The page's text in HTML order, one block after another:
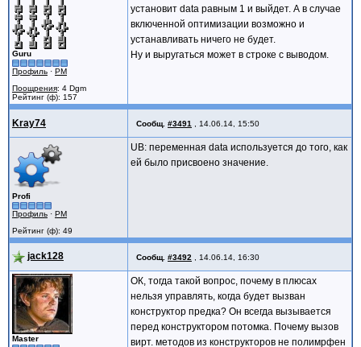
};
int main()
{
B b;
return 0;
Guru
Профиль · PM
Поощрения: 4 Dgm
Рейтинг (ф): 157
установит data равным 1 и выйдет. А в случае
включенной оптимизации возможно и
устанавливать ничего не будет.
Ну и выругаться может в строке с выводом.
Kray74 Сообщ. #3491 14.06.14, 15:50
Profi
Профиль · PM
Рейтинг (ф): 49
UB: переменная data используется до того, как
ей было присвоено значение.
jack128 Сообщ. #3492 14.06.14, 16:30
Master
ОК, тогда такой вопрос, почему в плюсах
нельзя управлять, когда будет вызван
конструктор предка? Он всегда вызывается
перед конструктором потомка. Почему вызов
вирт. методов из конструкторов не полимрфен